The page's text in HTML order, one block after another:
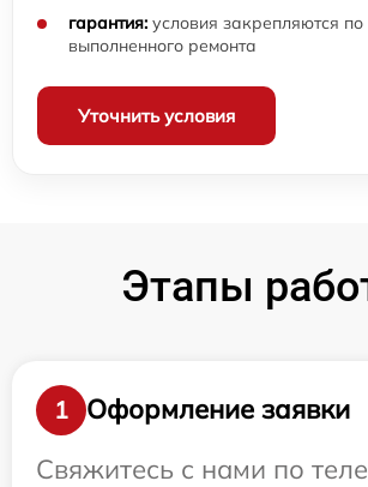
гарантия: условия закрепляются по
выполненного ремонта
Уточнить условия
Этапы
1
Оформление заявки
Свяжитесь с нами по